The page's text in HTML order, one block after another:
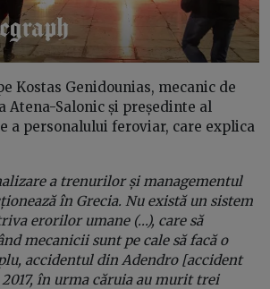
Kostas Genidounias, mecanic de
Atena-Salonic și președinte al
a personalului feroviar, care explica
a trenurilor și managementul
în Grecia. Nu există un sistem
erorilor umane (...), care să
mecanicii sunt pe cale să facă o
accidentul din Adendro [accident
în urma căruia au murit trei